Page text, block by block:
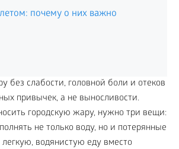
почему о них важно
без слабости, головной боли и отеков
привычек, а не выносливости.
городскую жару, нужно три вещи:
не только воду, но и потерянные
легкую, водянистую еду вместо